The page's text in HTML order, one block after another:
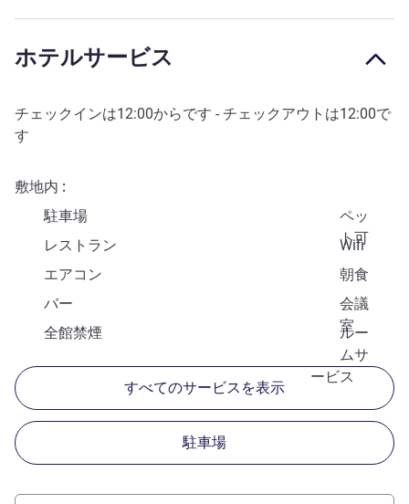
ホテルサービス
チェックインは12:00からです - チェックアウトは12:00で
す
敷地内
駐車場
ペッ
ト可
レストラン
Wifi
エアコン
朝食
バー
会議
室
全館禁煙
ルー
ムサ
ービス
すべてのサービスを表示
駐車場